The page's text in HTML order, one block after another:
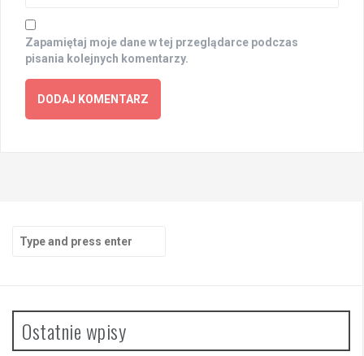
Zapamiętaj moje dane w tej przeglądarce podczas
pisania kolejnych komentarzy.
for:
Ostatnie wpisy